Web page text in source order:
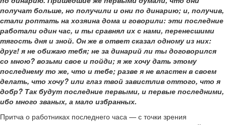
получат больше, но получили и они по динарию; и, получив,
стали роптать на хозяина дома и говорили: эти последние
работали один час, и ты сравнял их с нами, перенесшими
тягость дня и зной. Он же в ответ сказал одному из них:
друг! я не обижаю тебя; не за динарий ли ты договорился
со мною? возьми свое и пойди; я же хочу дать этому
последнему то же, что и тебе; разве я не властен в своем
делать, что хочу? или глаз твой завистлив оттого, что я
добр? Так будут последние первыми, и первые последними,
ибо много званых, а мало избранных.
Притча о работниках последнего часа — с точки зрения